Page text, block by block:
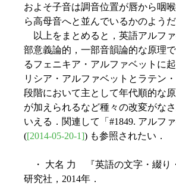
およそ子音は調音位置が唇から咽
ら高母音へと並んでいるかのようだ
以上をまとめると，英語アルフ
部意義論的，一部音韻論的な原理
るフェニキア・アルファベットに
リシア・アルファベットとラテン
段階において主として年代順的な
が加えられるなど種々の改変がな
いえる．関連して「#1849. アルフ
([2014-05-20-1]) も参照されたい．
・ 大名 力 『英語の文字・綴り
研究社，2014年．